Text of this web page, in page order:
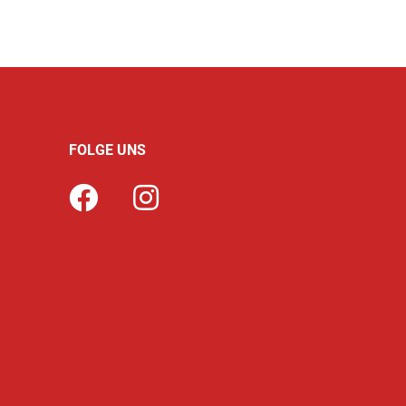
FOLGE UNS